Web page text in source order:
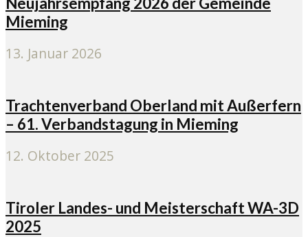
Mieming
13. Januar 2026
Trachtenverband Oberland mit Außerfern
– 61. Verbandstagung in Mieming
12. Oktober 2025
Tiroler Landes- und Meisterschaft WA-3D
2025